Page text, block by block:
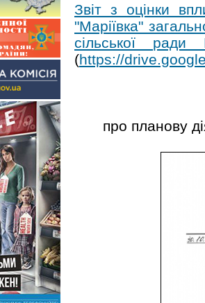
Звіт з оцінки
"Маріївка"
сільської ради
(https://
про планову